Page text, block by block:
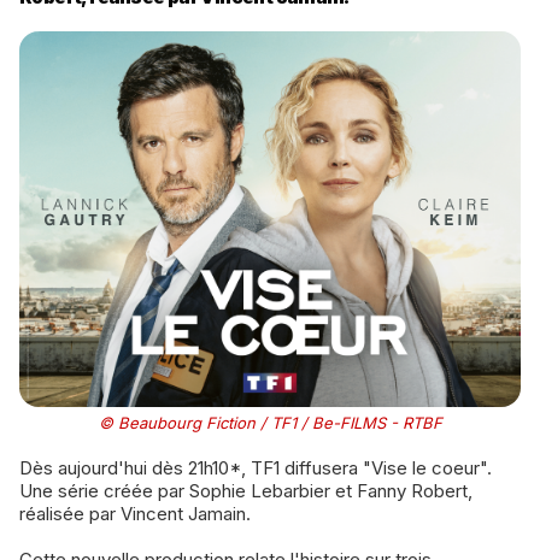
© Beaubourg Fiction / TF1 / Be-FILMS - RTBF
Dès aujourd'hui dès 21h10*, TF1 diffusera "Vise le coeur".
Une série créée par Sophie Lebarbier et Fanny Robert,
réalisée par Vincent Jamain.